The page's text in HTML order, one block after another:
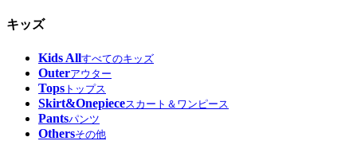
キッズ
Kids Allすべてのキッズ
Outerアウター
Tops トップス
Skirt&Onepieceスカート＆ワンピース
Pantsパンツ
Othersその他